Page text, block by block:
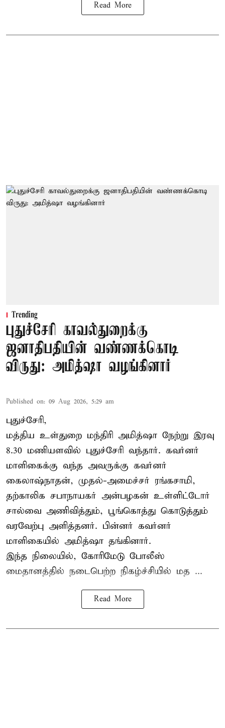
Read More
Trending
புதுச்சேரி காவல்துறைக்கு
ஜனாதிபதியின் வண்ணக்கொடி
விருது: அமித்ஷா வழங்கினார்
Published on: 09 Aug 2026, 5:29 am
புதுச்சேரி,
மத்திய உள்துறை மந்திரி அமித்ஷா நேற்று இரவு
8.30 மணியளவில் புதுச்சேரி வந்தார். கவர்னர்
மாளிகைக்கு வந்த அவருக்கு கவர்னர்
கைலாஷ்நாதன், முதல்-அமைச்சர் ரங்கசாமி,
தற்காலிக சபாநாயகர் அன்பழகன் உள்ளிட்டோர்
சால்வை அணிவித்தும், பூங்கொத்து கொடுத்தும்
வரவேற்பு அளித்தனர். பின்னர் கவர்னர்
மாளிகையில் அமித்ஷா தங்கினார்.
இந்த நிலையில், கோரிமேடு போலீஸ்
மைதானத்தில் நடைபெற்ற நிகழ்ச்சியில் மத ...
Read More